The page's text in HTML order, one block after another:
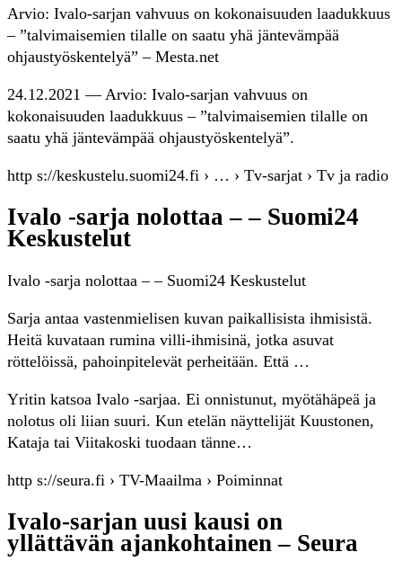
Arvio: Ivalo-sarjan vahvuus on kokonaisuuden laadukkuus
– ”talvimaisemien tilalle on saatu yhä jäntevämpää
ohjaustyöskentelyä” – Mesta.net
24.12.2021 — Arvio: Ivalo-sarjan vahvuus on
kokonaisuuden laadukkuus – ”talvimaisemien tilalle on
saatu yhä jäntevämpää ohjaustyöskentelyä”.
http s://keskustelu.suomi24.fi › … › Tv-sarjat › Tv ja radio
Ivalo -sarja nolottaa – – Suomi24
Keskustelut
Ivalo -sarja nolottaa – – Suomi24 Keskustelut
Sarja antaa vastenmielisen kuvan paikallisista ihmisistä.
Heitä kuvataan rumina villi-ihmisinä, jotka asuvat
röttelöissä, pahoinpitelevät perheitään. Että …
Yritin katsoa Ivalo -sarjaa. Ei onnistunut, myötähäpeä ja
nolotus oli liian suuri. Kun etelän näyttelijät Kuustonen,
Kataja tai Viitakoski tuodaan tänne…
http s://seura.fi › TV-Maailma › Poiminnat
Ivalo-sarjan uusi kausi on
yllättävän ajankohtainen – Seura